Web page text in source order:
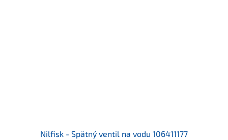
Nilfisk - Spätný ventil na vodu 106411177